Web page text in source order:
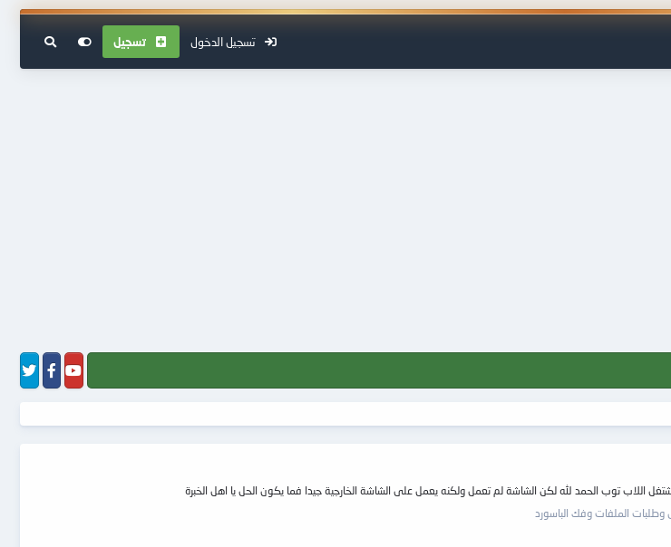
تسجيل الدخول تسجيل
وطلبات الملفات وفك الباسورد